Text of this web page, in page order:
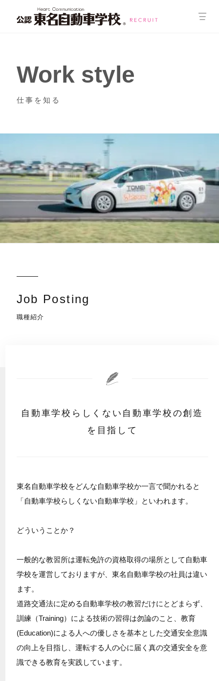
Work style
仕事を知る
Job Posting
職種紹介
自動車学校らしくない自動車学校の創造
を目指して
東名自動車学校をどんな自動車学校か一言で聞かれると
「自動車学校らしくない自動車学校」といわれます。
どういうことか？
一般的な教習所は運転免許の資格取得の場所として自動車
学校を運営しておりますが、東名自動車学校の社員は違い
ます。
道路交通法に定める自動車学校の教習だけにとどまらず、
訓練（Training）による技術の習得は勿論のこと、教育
(Education)による人への優しさを基本とした交通安全意識
の向上を目指し、運転する人の心に届く真の交通安全を意
識できる教育を実践しています。